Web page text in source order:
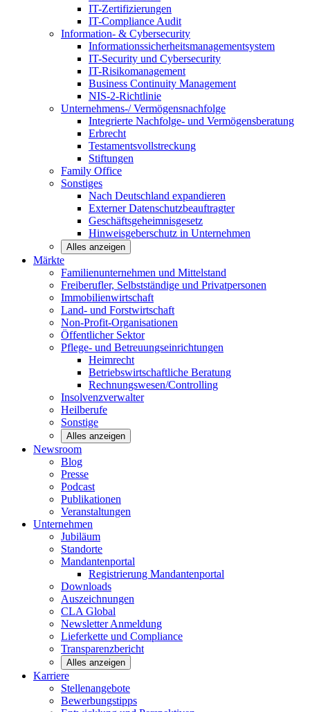
IT-Zertifizierungen
IT-Compliance Audit
Information- & Cybersecurity
Informationssicherheitsmanagementsystem
IT-Security und Cybersecurity
IT-Risikomanagement
Business Continuity Management
NIS-2-Richtlinie
Unternehmens-/Vermögensnachfolge
Integrierte Nachfolge- und Vermögensberatung
Erbrecht
Testamentsvollstreckung
Stiftungen
Family Office
Sonstiges
Nach Deutschland expandieren
Externer Datenschutzbeauftragter
Geschäftsgeheimnisgesetz
Hinweisgeberschutz in Unternehmen
Alles anzeigen
Märkte
Familienunternehmen und Mittelstand
Freiberufler, Selbstständige und Privatpersonen
Immobilienwirtschaft
Land- und Forstwirtschaft
Non-Profit-Organisationen
Öffentlicher Sektor
Pflege- und Betreuungseinrichtungen
Heimrecht
Betriebswirtschaftliche Beratung
Rechnungswesen/Controlling
Insolvenzverwalter
Heilberufe
Sonstige
Alles anzeigen
Newsroom
Blog
Presse
Podcast
Publikationen
Veranstaltungen
Unternehmen
Jubiläum
Standorte
Mandantenportal
Registrierung Mandantenportal
Downloads
Auszeichnungen
CLA Global
NewsletterAnmeldung
Lieferkette und Compliance
Transparenzbericht
Alles anzeigen
Karriere
Stellenangebote
Bewerbungstipps